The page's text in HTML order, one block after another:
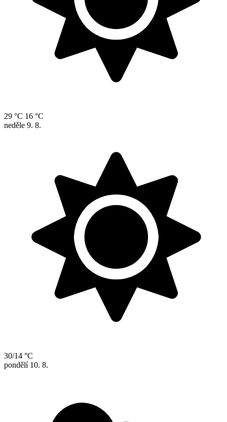
29 °C 16 °C
neděle 9. 8.
30/14 °C
pondělí 10. 8.